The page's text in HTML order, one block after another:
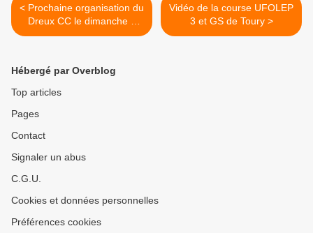
< Prochaine organisation du
Dreux CC le dimanche 5
juillet Au Fonville (28)
Vidéo de la course UFOLEP
3 et GS de Toury >
Hébergé par Overblog
Top articles
Pages
Contact
Signaler un abus
C.G.U.
Cookies et données personnelles
Préférences cookies